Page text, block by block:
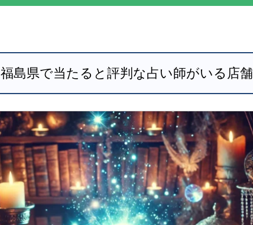
福島県で当たると評判な占い師がいる店舗